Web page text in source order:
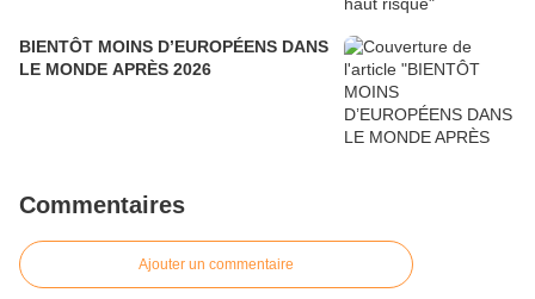
BIENTÔT MOINS D’EUROPÉENS DANS
LE MONDE APRÈS 2026
Commentaires
Ajouter un commentaire